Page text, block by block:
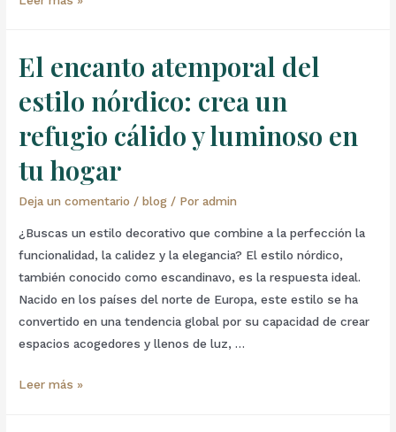
El encanto atemporal del
estilo nórdico: crea un
refugio cálido y luminoso en
tu hogar
Deja un comentario /blog / Poradmin
¿Buscas un estilo decorativo que combine a la perfección la
funcionalidad, la calidez y la elegancia? El estilo nórdico,
también conocido como escandinavo, es la respuesta ideal.
Nacido en los países del norte de Europa, este estilo se ha
convertido en una tendencia global por su capacidad de crear
espacios acogedores y llenos de luz, …
Leer más »